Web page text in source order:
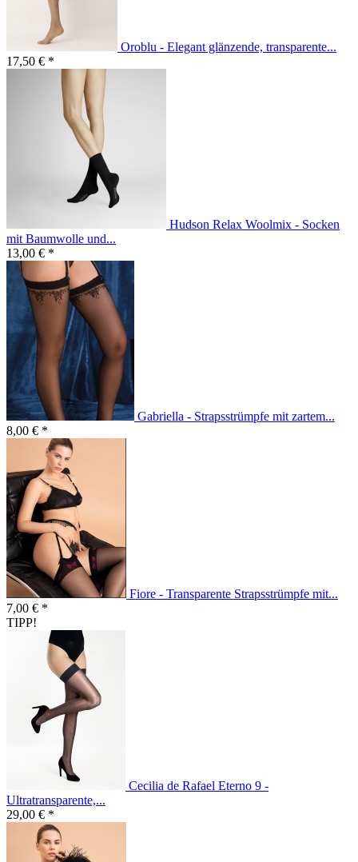
Oroblu - Elegant glänzende, transparente...
17,50 € *
Hudson Relax Woolmix - Socken
mit Baumwolle und...
13,00 € *
Gabriella - Strapsstrümpfe mit zartem...
8,00 € *
Fiore - Transparente Strapsstrümpfe mit...
7,00 € *
TIPP!
Cecilia de Rafael Eterno 9 -
Ultratransparente,...
29,00 € *